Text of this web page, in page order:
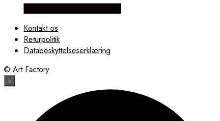
Kontakt os
Returpolitik
Databeskyttelseserklæring
© Art Factory
×